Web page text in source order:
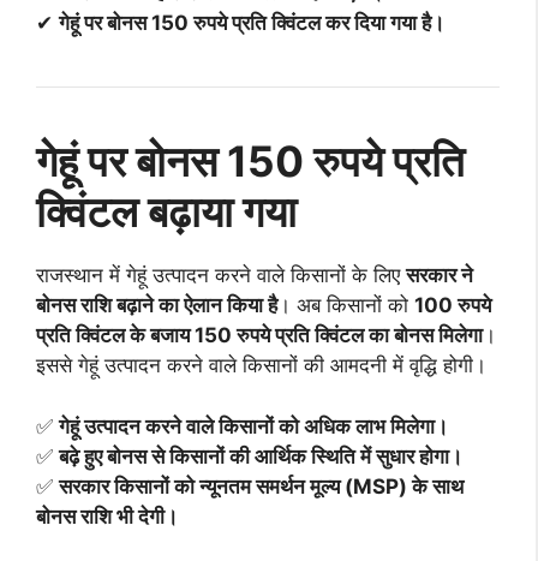
✔गेहूं पर बोनस 150 रुपये प्रति क्विंटल कर दिया गया है।
गेहूं पर बोनस 150 रुपये प्रति
क्विंटल बढ़ाया गया
राजस्थान में गेहूं उत्पादन करने वाले किसानों के लिएसरकार ने
बोनस राशि बढ़ाने का ऐलान किया है। अब किसानों को 100 रुपये
प्रति क्विंटल के बजाय 150 रुपये प्रति क्विंटल का बोनस मिलेगा।
इससे गेहूं उत्पादन करने वाले किसानों की आमदनी में वृद्धि होगी।
✅गेहूं उत्पादन करने वाले किसानों को अधिक लाभ मिलेगा।
✅बढ़े हुए बोनस से किसानों की आर्थिक स्थिति में सुधार होगा।
✅सरकार किसानों को न्यूनतम समर्थन मूल्य (MSP) के साथ
बोनस राशि भी देगी।